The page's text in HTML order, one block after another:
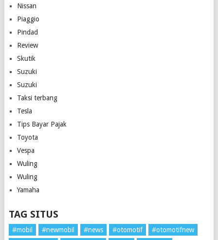
Nissan
Piaggio
Pindad
Review
Skutik
Suzuki
Suzuki
Taksi terbang
Tesla
Tips Bayar Pajak
Toyota
Vespa
Wuling
Wuling
Yamaha
TAG SITUS
#mobil #newmobil #news #otomotif #otomotifnew